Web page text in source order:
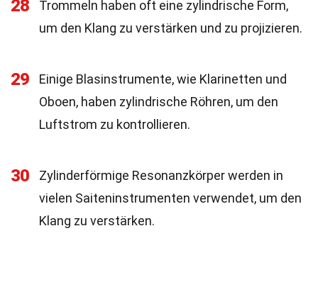
28
Trommeln haben oft eine zylindrische Form,
um den Klang zu verstärken und zu projizieren.
29
Einige Blasinstrumente, wie Klarinetten und
Oboen, haben zylindrische Röhren, um den
Luftstrom zu kontrollieren.
30
Zylinderförmige Resonanzkörper werden in
vielen Saiteninstrumenten verwendet, um den
Klang zu verstärken.